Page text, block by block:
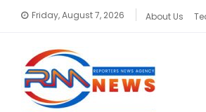
Friday, August 7, 2026 About Us